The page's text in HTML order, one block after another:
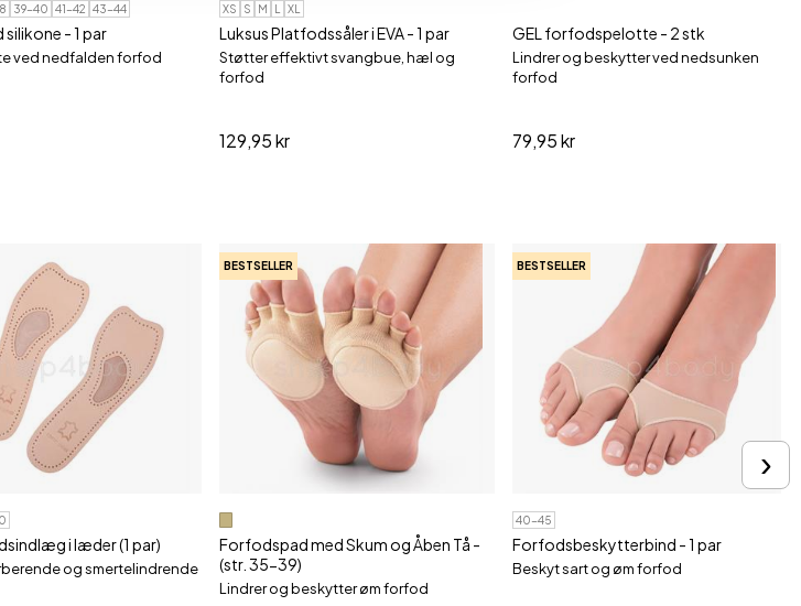
39-40 41-42 43-44
silikone - 1 par
ved nedfalden forfod
XS S M L XL
Luksus Platfodssåler i EVA - 1 par
Støtter effektivt svangbue, hæl og
forfod
129,95 kr
GEL forfodspelotte - 2 stk
Lindrer og beskytter ved nedsunken
forfod
79,95 kr
i læder (1 par)
og smertelindrende
BESTSELLER
Forfodspad med Skum og Åben Tå -
(str. 35-39)
Lindrer og beskytter øm forfod
BESTSELLER
40-45
Forfodsbeskytterbind - 1 par
Beskyt sart og øm forfod
›